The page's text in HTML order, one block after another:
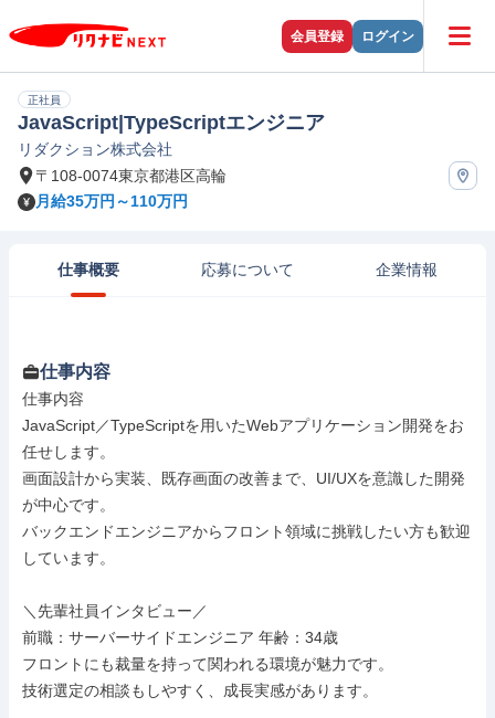
会員登録 ログイン
正社員
JavaScript|TypeScriptエンジニア
リダクション株式会社
〒108-0074東京都港区高輪
月給35万円～110万円
仕事概要 応募について 企業情報
仕事内容
仕事内容
JavaScript／TypeScriptを用いたWebアプリケーション開発をお
任せします。
画面設計から実装、既存画面の改善まで、UI/UXを意識した開発
が中心です。
バックエンドエンジニアからフロント領域に挑戦したい方も歓迎
しています。
＼先輩社員インタビュー／
前職：サーバーサイドエンジニア 年齢：34歳
フロントにも裁量を持って関われる環境が魅力です。
技術選定の相談もしやすく、成長実感があります。